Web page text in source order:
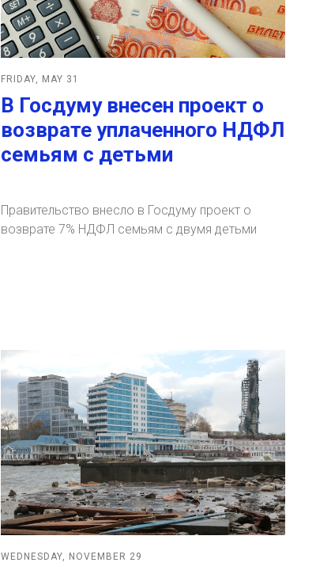
FRIDAY, MAY 31
В Госдуму внесен проект о
возврате уплаченного НДФЛ
семьям с детьми
Правительство внесло в Госдуму проект о
возврате 7% НДФЛ семьям с двумя детьми
WEDNESDAY, NOVEMBER 29